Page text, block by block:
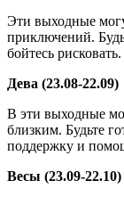
Эти выходные
приключений.
бойтесь рисковать.
Дева (23.08-22.09)
В эти выходные
близким. Будьте
поддержку и
Весы (23.09-22.10)